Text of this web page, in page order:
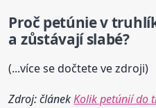
Proč petúnie v
a zůstávají slabé?
(...více se dočtete ve zdroji)
Zdroj: článekKolik petúnií do